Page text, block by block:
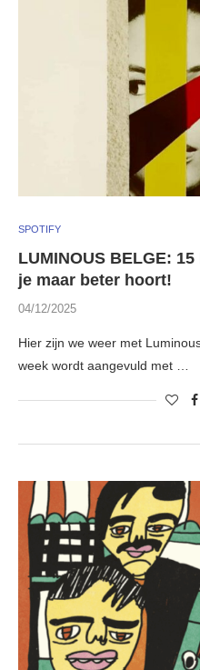
SPOTIFY
LUMINOUS BELGE:
je maar beter hoort!
04/12/2025
Hier zijn we weer met
week wordt aangevuld met …